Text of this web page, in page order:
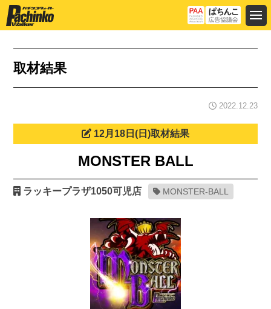
取材結果
2022.12.23
12月18日(日)取材結果
MONSTER BALL
ラッキープラザ1050可児店 MONSTER-BALL